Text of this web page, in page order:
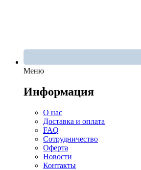
Меню
Информация
О нас
Доставка и оплата
FAQ
Сотрудничество
Оферта
Новости
Контакты